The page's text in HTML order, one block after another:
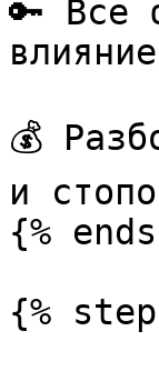
🔑 Все
💰
и
{%
{%